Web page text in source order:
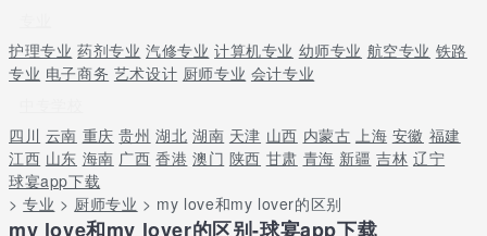
护理专业 药剂专业 汽修专业 计算机专业 幼师专业 航空专业 铁路
专业 电子商务 艺术设计 厨师专业 会计专业
四川 云南 重庆 贵州 湖北 湖南 天津 山西 内蒙古 上海 安徽 福建
江西 山东 海南 广西 香港 澳门 陕西 甘肃 青海 新疆 吉林 辽宁
球宴app下载
>专业 > 厨师专业 > my love和my lover的区别
my love和my lover的区别-球宴app下载